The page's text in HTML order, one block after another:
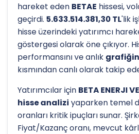
hareket eden BETAE hissesi,
geçirdi. 5.633.514.381,30 TL'lik
hisse üzerindeki yatırımcı
göstergesi olarak öne çıkıyor.
performansını ve anlık
kısmından canlı olarak takip
Yatırımcılar için BETA ENERJI
hisse analizi yaparken temel
oranları kritik ipuçları sunar.
Fiyat/Kazanç oranı, mevcut